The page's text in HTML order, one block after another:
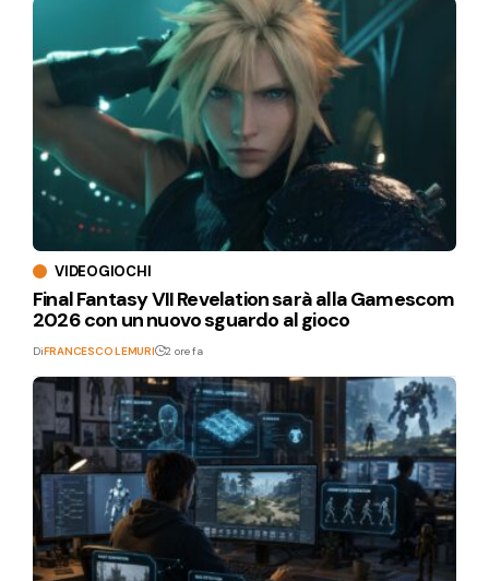
VIDEOGIOCHI
Final Fantasy VII Revelation sarà alla Gamescom
2026 con un nuovo sguardo al gioco
DiFRANCESCO LEMURI 2 ore fa